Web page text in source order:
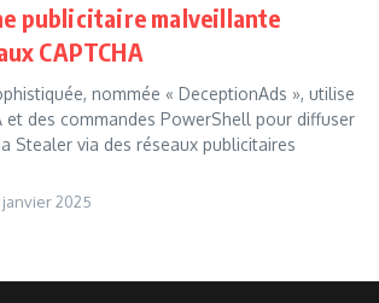
publicitaire malveillante
CAPTCHA
nommée « DeceptionAds », utilise
et des commandes PowerShell pour diffuser
Stealer via des réseaux publicitaires
janvier 2025